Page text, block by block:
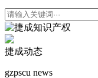
捷成动态
gzpscu news